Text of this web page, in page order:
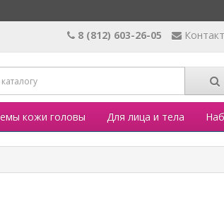
8 (812) 603-26-05
кожи головы Для лица и тела